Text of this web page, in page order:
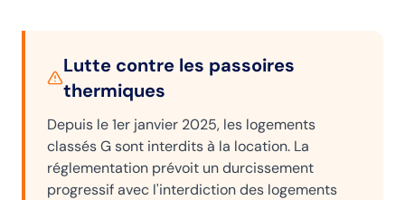
Lutte contre les passoires
thermiques
Depuis le 1er janvier 2025, les logements
classés G sont interdits à la location. La
réglementation prévoit un durcissement
progressif avec l'interdiction des logements